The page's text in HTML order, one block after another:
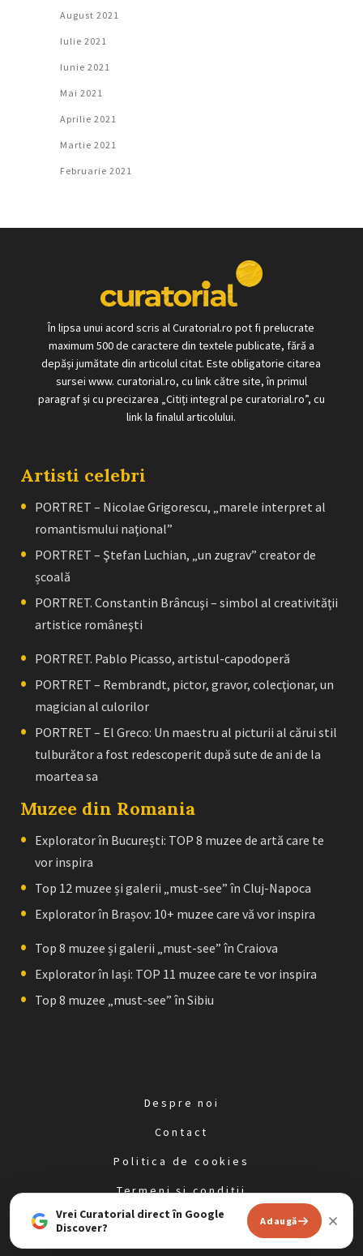
August 2021
Iulie 2021
Iunie 2021
Mai 2021
Aprilie 2021
Martie 2021
Februarie 2021
În lipsa unui acord scris al Curatorial.ro pot fi prelucrate
maximum 500 de caractere din textele publicate, fără a
depăși jumătate din articolul citat. Este obligatorie citarea
sursei www. curatorial.ro, cu link către site, în primul
paragraf și cu precizarea „Citiți integral pe curatorial.ro”, cu
link la finalul articolului.
Artisti celebri
PORTRET – Nicolae Grigorescu, „marele interpret al
romantismului naţional”
PORTRET – Ştefan Luchian, „un zugrav” creator de
școală
PORTRET. Constantin Brâncuşi – simbol al creativităţii
artistice româneşti
PORTRET. Pablo Picasso, artistul-capodoperă
PORTRET – Rembrandt, pictor, gravor, colecţionar, un
magician al culorilor
PORTRET – El Greco: Un maestru al picturii al cărui stil
tulburător a fost redescoperit după sute de ani de la
moartea sa
Muzee din Romania
Explorator în București: TOP 8 muzee de artă care te
vor inspira
Top 12 muzee și galerii „must-see” în Cluj-Napoca
Explorator în Brașov: 10+ muzee care vă vor inspira
Top 8 muzee și galerii „must-see” în Craiova
Explorator în Iași: TOP 11 muzee care te vor inspira
Top 8 muzee „must-see” în Sibiu
Despre noi
Contact
Politica de cookies
Termeni și condiții
Politica de confidențialitate
Vrei Curatorial direct în Google
Discover?
Adaugă